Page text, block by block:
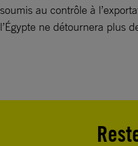
soumis au contrôle à
l’Égypte ne détournera plus